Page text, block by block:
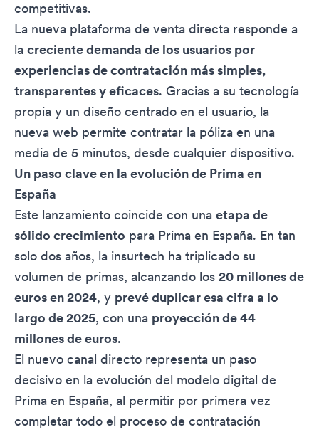
competitivas.
La nueva plataforma de venta directa responde a
la creciente demanda de los usuarios por
experiencias de contratación más simples,
transparentes y eficaces. Gracias a su tecnología
propia y un diseño centrado en el usuario, la
nueva web permite contratar la póliza en una
media de 5 minutos, desde cualquier dispositivo.
Un paso clave en la evolución de Prima en
España
Este lanzamiento coincide con una etapa de
sólido crecimiento para Prima en España. En tan
solo dos años, la insurtech ha triplicado su
volumen de primas, alcanzando los 20 millones de
euros en 2024, y prevé duplicar esa cifra a lo
largo de 2025, con una proyección de 44
millones de euros.
El nuevo canal directo representa un paso
decisivo en la evolución del modelo digital de
Prima en España, al permitir por primera vez
completar todo el proceso de contratación